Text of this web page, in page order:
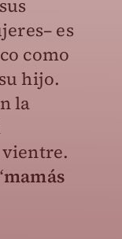
es
como
hijo.
la
mamás